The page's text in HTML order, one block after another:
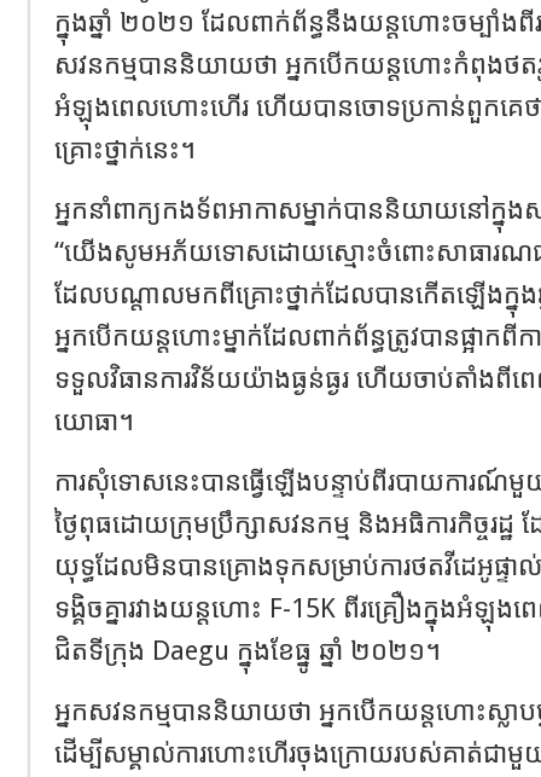
ក្នុងឆ្នាំ ២០២១ ដែលពាក់ព័ន្ធនឹងយន្តហោះចម្បាំងពី
សវនកម្មបាននិយាយថា អ្នកបើកយន្តហោះកំពុងថត
អំឡុងពេលហោះហើរ ហើយបានចោទប្រកាន់ពួកគេថ
គ្រោះថ្នាក់នេះ។
អ្នកនាំពាក្យកងទ័ពអាកាសម្នាក់បាននិយាយនៅក្នុ
“យើងសូមអភ័យទោសដោយស្មោះចំពោះសាធារណជន
ដែលបណ្តាលមកពីគ្រោះថ្នាក់ដែលបានកើតឡើងក្នុ
អ្នកបើកយន្តហោះម្នាក់ដែលពាក់ព័ន្ធត្រូវបានផ្អាកពី
ទទួលវិធានការវិន័យយ៉ាងធ្ងន់ធ្ងរ ហើយចាប់តាំងពី
យោធា។
ការសុំទោសនេះបានធ្វើឡើងបន្ទាប់ពីរបាយការ
ថ្ងៃពុធដោយក្រុមប្រឹក្សាសវនកម្ម និងអធិការកិច្ចរដ្
យុទ្ធដែលមិនបានគ្រោងទុកសម្រាប់ការថតវីដេអូផ្ទាល់
ទង្គិចគ្នារវាងយន្តហោះ F-15K ពីរគ្រឿងក្នុងអំឡុ
ជិតទីក្រុង Daegu ក្នុងខែធ្នូ ឆ្នាំ ២០២១។
អ្នកសវនកម្មបាននិយាយថា អ្នកបើកយន្តហោះស្លាប
ដើម្បីសម្គាល់ការហោះហើរចុងក្រោយរបស់គាត់ជា